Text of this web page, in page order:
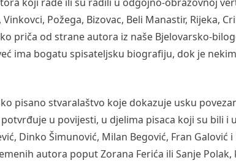
Požega, Bizovac, Beli Manastir, Rijeka,
priča od strane autora iz naše Bjelovarsko-
ima bogatu spisateljsku biografiju, dok je
pisano stvaralaštvo koje dokazuje usku
u povijesti, u djelima pisaca koji su bili i
Dinko Šimunović, Milan Begović, Fran Galović
autora poput Zorana Ferića ili Sanje